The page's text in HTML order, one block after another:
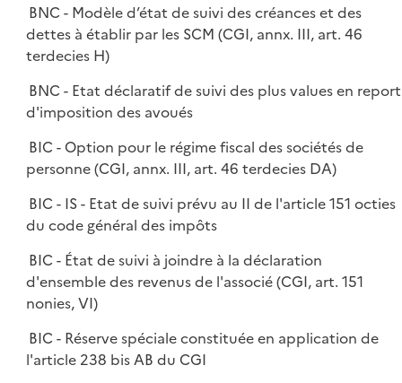
BNC - Modèle d’état de suivi des créances et des
dettes à établir par les SCM (CGI, annx. III, art. 46
terdecies H)
BNC - Etat déclaratif de suivi des plus values en report
d'imposition des avoués
BIC - Option pour le régime fiscal des sociétés de
personne (CGI, annx. III, art. 46 terdecies DA)
BIC - IS - Etat de suivi prévu au II de l'article 151 octies
du code général des impôts
BIC - État de suivi à joindre à la déclaration
d'ensemble des revenus de l'associé (CGI, art. 151
nonies, VI)
BIC - Réserve spéciale constituée en application de
l'article 238 bis AB du CGI